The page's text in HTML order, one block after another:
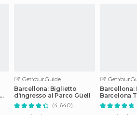
GetYourGuide
Barcellona: Biglietto
d'ingresso al Parco Güell
(4.640)
Barcellona:
Barcelona
i mezzi